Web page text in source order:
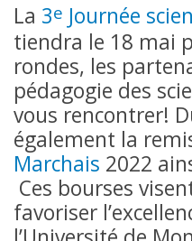
La 3e Journée
tiendra le 18 mai
rondes, les
pédagogie des
vous rencontrer!
également la
Marchais 2022
Ces bourses
favoriser